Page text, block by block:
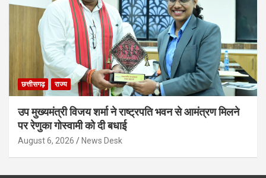
छत्तीसगढ़ राज्य
उप मुख्यमंत्री विजय शर्मा ने राष्ट्रपति भवन से आमंत्रण मिलने
पर रेणुका गोस्वामी को दी बधाई
August 6, 2026 News Desk